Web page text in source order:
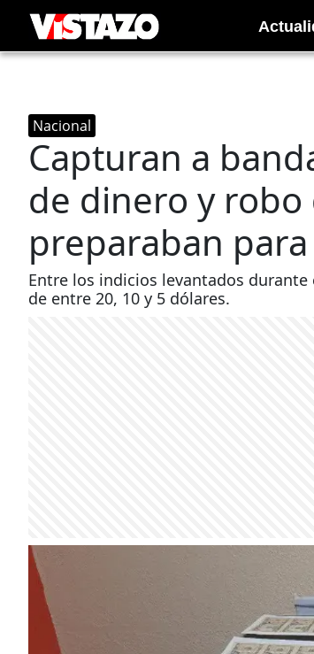
Nacional
Capturan a
de dinero y robo
preparaban
Entre los indicios levantados
de entre 20, 10 y 5 dólares.